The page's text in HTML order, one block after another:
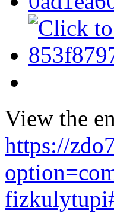
View the
https://